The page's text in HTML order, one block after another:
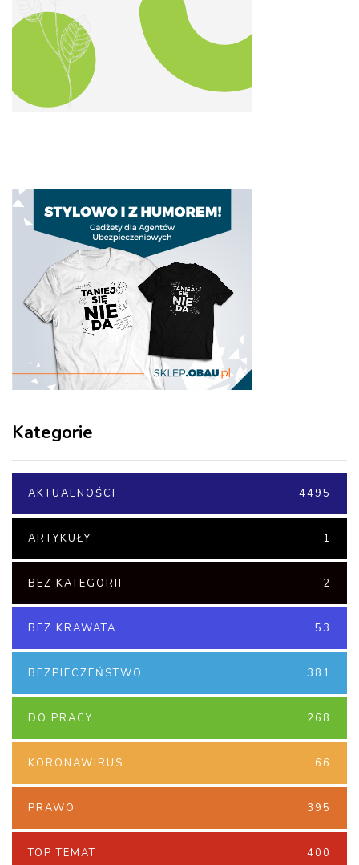
Kategorie
AKTUALNOŚCI 4495
ARTYKUŁY 1
BEZ KATEGORII 2
BEZ KRAWATA 53
BEZPIECZEŃSTWO 381
DO PRACY 268
KORONAWIRUS 66
PRAWO 395
TOP TEMAT 400